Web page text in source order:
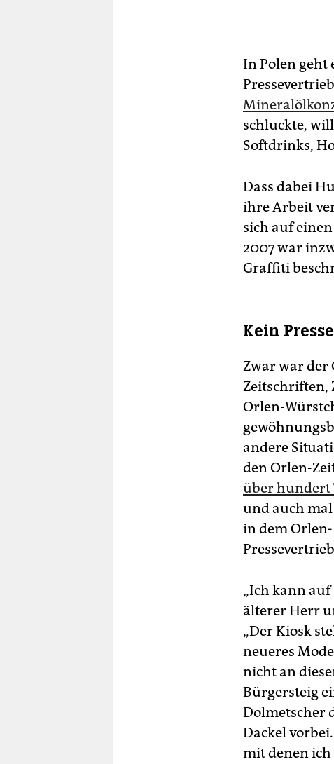
In Polen geht
schluckte,
Softdrinks,
Dass dabei
ihre Arbeit
sich auf
2007 war
Graffiti
Kein
Zwar war der
Zeitschriften,
Orlen-
andere
den Orlen-
über hundert
und auch
in dem
„Ich kann auf
älterer Herr
„Der Kiosk
neueres
nicht an
Bürgersteig
Dolmetscher
Dackel
mit denen ich